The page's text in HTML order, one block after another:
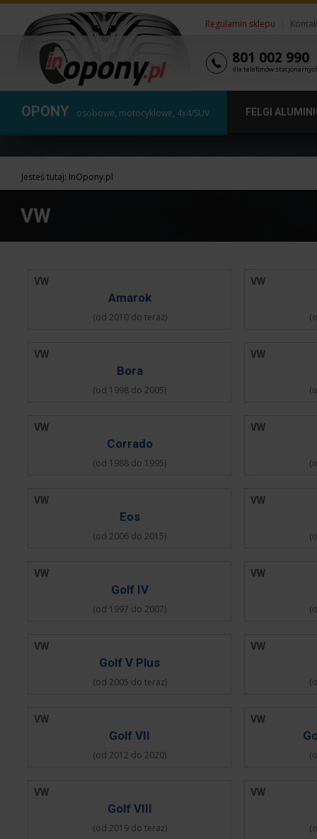
Regulamin sklepu
801 002 990
dla telefonów
OPONY osobowe, motocyklowe, 4x4/SUV FELGI
Jesteś tutaj: InOpony.pl
VW
VW
Amarok
(od 2010 do teraz)
VW
VW
Bora
(od 1998 do 2005)
VW
VW
Corrado
(od 1988 do 1995)
VW
VW
Eos
(od 2006 do 2015)
VW
VW
Golf IV
(od 1997 do 2007)
VW
VW
Golf V Plus
(od 2005 do teraz)
VW
VW
Golf VII
(od 2012 do 2020)
VW
VW
Golf VIII
(od 2019 do teraz)
VW